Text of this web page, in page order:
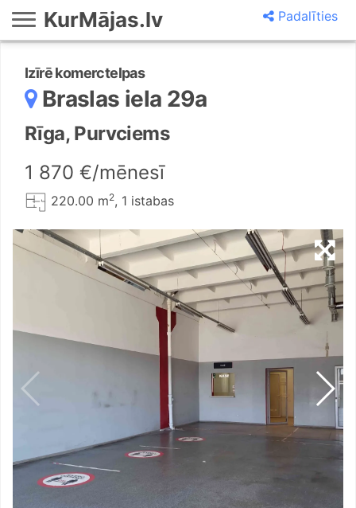
KurMājas.lv
Izīrē komerctelpas
Braslas iela 29a
Rīga, Purvciems
1 870 €/mēnesī
220.00 m2 , 1 istabas
Padalīties